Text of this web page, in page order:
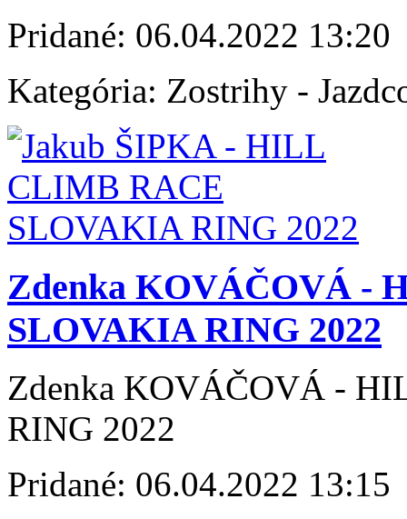
Pridané: 06.04.2022 13:20
Kategória: Zostrihy -
Zdenka KOVÁČOVÁ -
SLOVAKIA RING 2022
Zdenka KOVÁČOVÁ -
RING 2022
Pridané: 06.04.2022 13:15